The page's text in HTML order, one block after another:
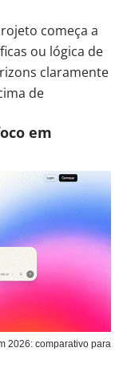
começa a
ou lógica de
claramente
de
em
2026: comparativo para